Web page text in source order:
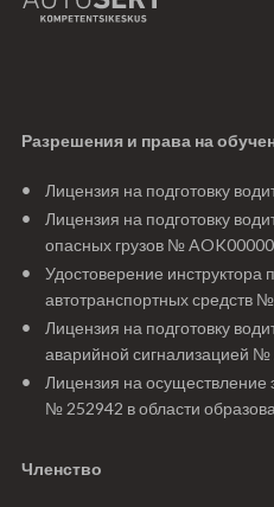
Разрешения и права на
Лицензия на подготовку
Лицензия на подготовку
опасных грузов №
Удостоверение инструктора
автотранспортных средств
Лицензия на подготовку
аварийной сигнализацией
Лицензия на осуществление
№ 252942 в области
Членство